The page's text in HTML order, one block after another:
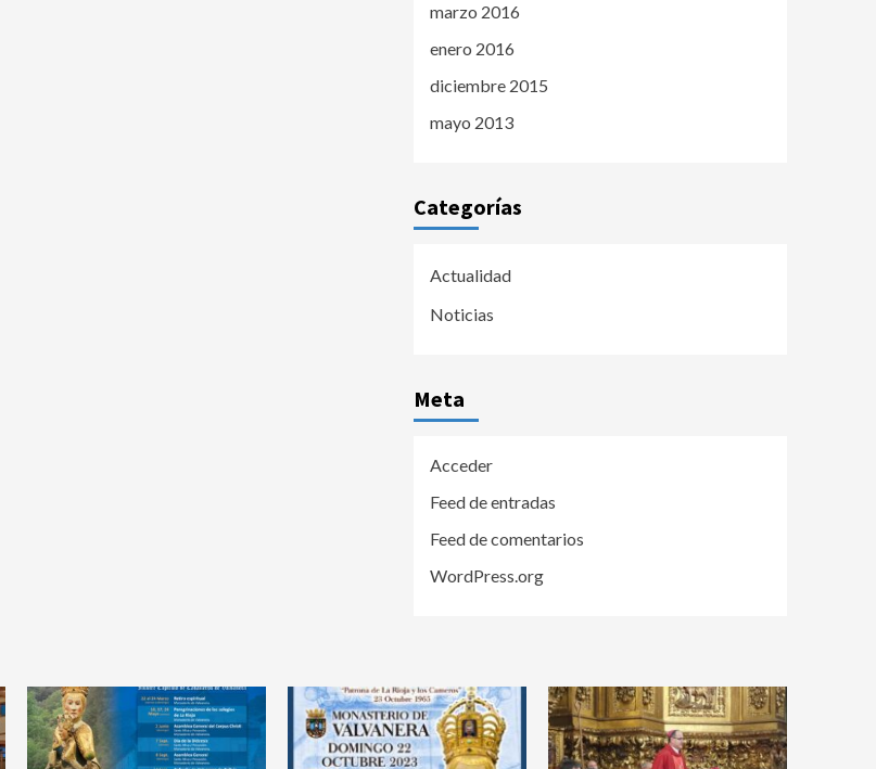
marzo 2016
enero 2016
diciembre 2015
mayo 2013
Categorías
Actualidad
Noticias
Meta
Acceder
Feed de entradas
Feed de comentarios
WordPress.org